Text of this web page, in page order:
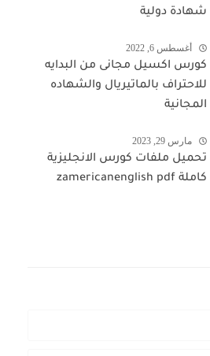
شهادة دولية
أغسطس 6, 2022
كورس اكسيل مجانى من البدايه
للاحتراف بالماتيريال والشهاده
المجانية
مارس 29, 2023
تحميل ملفات كورس الانجليزية
كاملة zamericanenglish pdf